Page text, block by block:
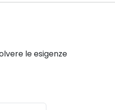
le esigenze